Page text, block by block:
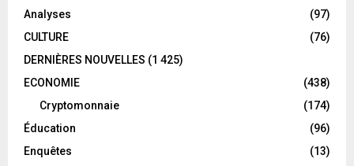
Analyses
(97)
CULTURE
(76)
DERNIÈRES NOUVELLES (1 425)
ECONOMIE
(438)
Cryptomonnaie
(174)
Éducation
(96)
Enquêtes
(13)